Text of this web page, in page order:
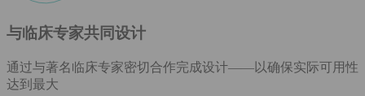
与临床专家共同设计
通过与著名临床专家密切合作完成设计——以确保实际可用性
达到最大